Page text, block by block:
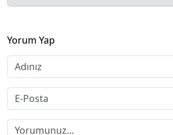
Yorum Yap